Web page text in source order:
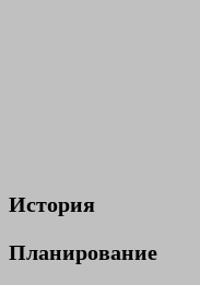
История
Планирование